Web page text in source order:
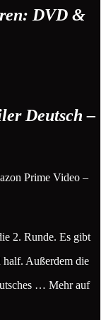
DVD &
Deutsch –
Prime Video –
2. Runde. Es gibt
half. Außerdem die
… Mehr auf